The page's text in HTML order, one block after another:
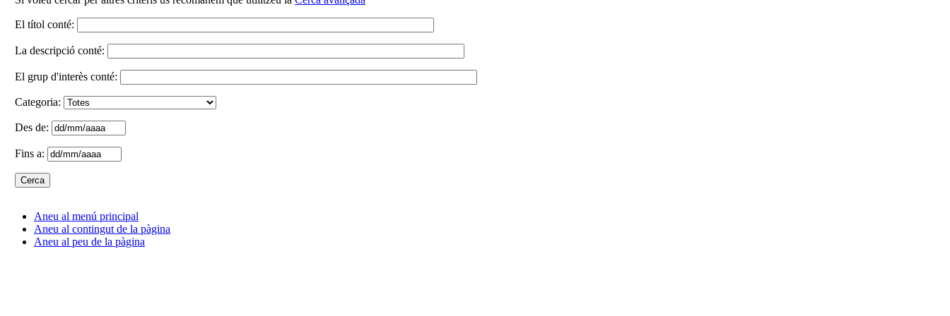
El títol conté:
La descripció conté:
El grup d'interès conté:
Categoria:
Des de:
Fins a:
Aneu al menú principal
Aneu al contingut de la pàgina
Aneu al peu de la pàgina